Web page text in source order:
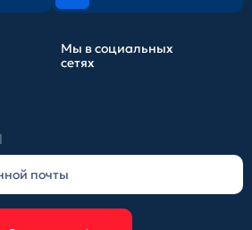
Мы в социальных
сетях